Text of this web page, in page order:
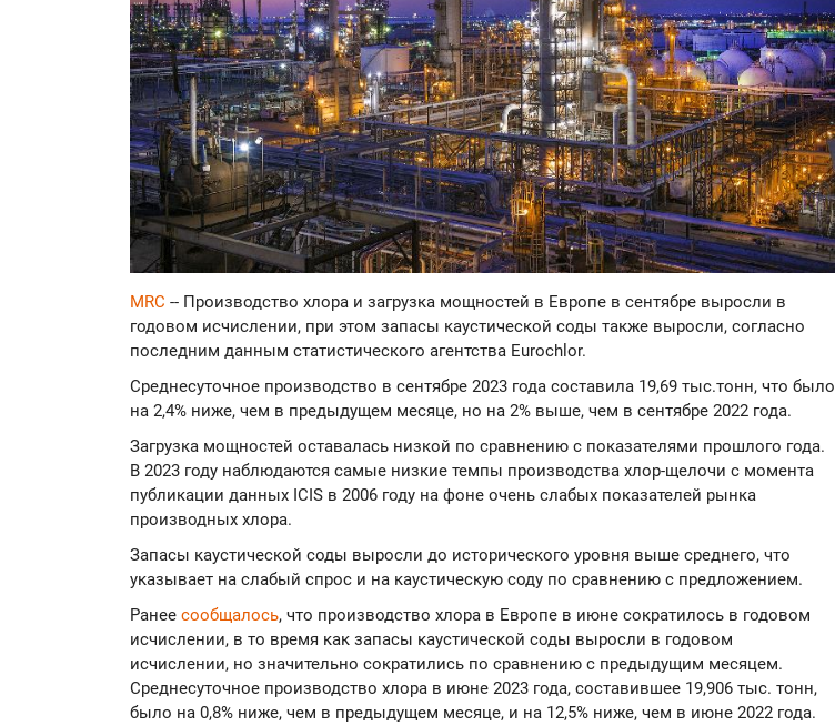
MRC -- Производство хлора и загрузка мощностей в Европе в сентябре выросли в
годовом исчислении, при этом запасы каустической соды также выросли, согласно
последним данным статистического агентства Eurochlor.
Среднесуточное производство в сентябре 2023 года составила 19,69 тыс.тонн, что было
на 2,4% ниже, чем в предыдущем месяце, но на 2% выше, чем в сентябре 2022 года.
Загрузка мощностей оставалась низкой по сравнению с показателями прошлого года.
В 2023 году наблюдаются самые низкие темпы производства хлор-щелочи с момента
публикации данных ICIS в 2006 году на фоне очень слабых показателей рынка
производных хлора.
Запасы каустической соды выросли до исторического уровня выше среднего, что
указывает на слабый спрос и на каустическую соду по сравнению с предложением.
Ранее сообщалось, что производство хлора в Европе в июне сократилось в годовом
исчислении, в то время как запасы каустической соды выросли в годовом
исчислении, но значительно сократились по сравнению с предыдущим месяцем.
Среднесуточное производство хлора в июне 2023 года, составившее 19,906 тыс. тонн,
было на 0,8% ниже, чем в предыдущем месяце, и на 12,5% ниже, чем в июне 2022 года.